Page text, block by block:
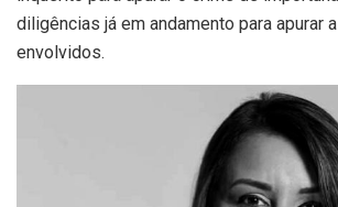
diligências já em andamento para apurar
envolvidos.